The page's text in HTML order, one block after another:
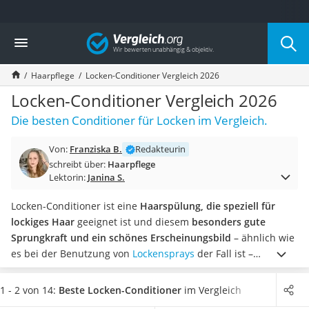
Die beliebtesten Vergleiche nach Kategorie
Drogerie
Inhalator
Haarschneider
Rollator
Braun Rasierer
Katzenklappe (Chip)
Masturbator
Massagepistole
Reisehaartrockner
Eiweißpulver
Magnesiumpräparat
Katzenklappe
Nackenmassagegerät
Zeckenschutz Katze
Vergleich
Haarpflege Locken-Conditioner Vergleich 2026
Locken-Conditioner Vergleich 2026
Die besten Conditioner für Locken im Vergleich.
Von: Franziska B.
Redakteurin
schreibt über: Haarpflege
Lektorin: Janina S.
Locken-Conditioner ist eine Haarspülung, die speziell für
lockiges Haar geeignet ist und diesem besonders gute
Sprungkraft und ein schönes Erscheinungsbild – ähnlich wie
es bei der Benutzung von Lockensprays der Fall ist –
verleihen soll. Wie in gängigen Tests im Internet beschrieben
wird, gibt es sowohlProdukte, die ausgewaschen, als auch
1 - 2 von 14: Beste Locken-Conditioner im Vergleich